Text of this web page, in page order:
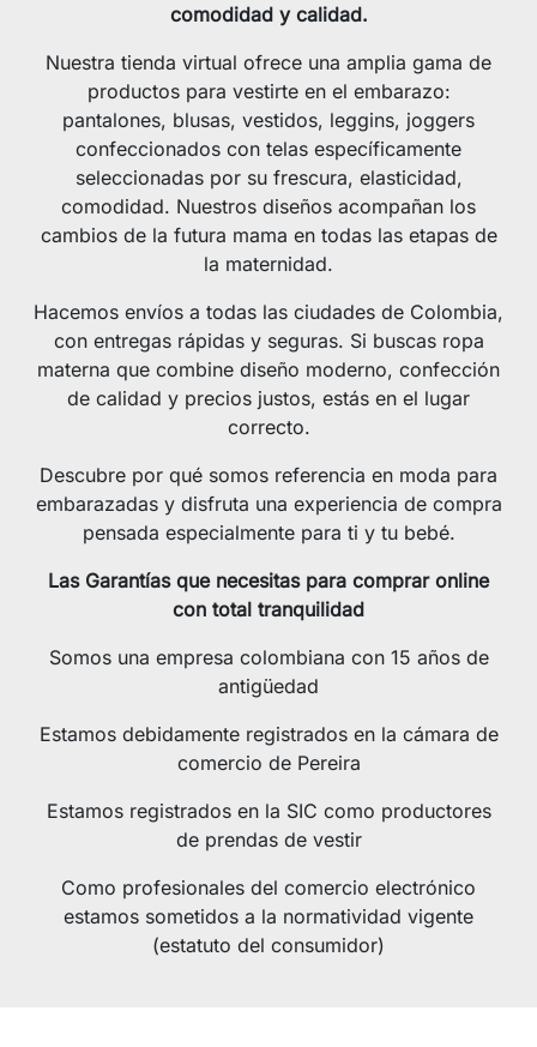
comodidad y calidad.
Nuestra tienda virtual ofrece una amplia gama de
productos para vestirte en el embarazo:
pantalones, blusas, vestidos, leggins, joggers
confeccionados con telas específicamente
seleccionadas por su frescura, elasticidad,
comodidad. Nuestros diseños acompañan los
cambios de la futura mama en todas las etapas de
la maternidad.
Hacemos envíos a todas las ciudades de Colombia,
con entregas rápidas y seguras. Si buscas ropa
materna que combine diseño moderno, confección
de calidad y precios justos, estás en el lugar
correcto.
Descubre por qué somos referencia en moda para
embarazadas y disfruta una experiencia de compra
pensada especialmente para ti y tu bebé.
Las Garantías que necesitas para comprar online
con total tranquilidad
Somos una empresa colombiana con 15 años de
antigüedad
Estamos debidamente registrados en la cámara de
comercio de Pereira
Estamos registrados en la SIC como productores
de prendas de vestir
Como profesionales del comercio electrónico
estamos sometidos a la normatividad vigente
(estatuto del consumidor)